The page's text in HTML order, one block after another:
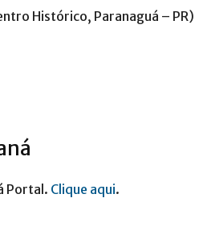
Histórico, Paranaguá – PR)
Portal. Clique aqui.